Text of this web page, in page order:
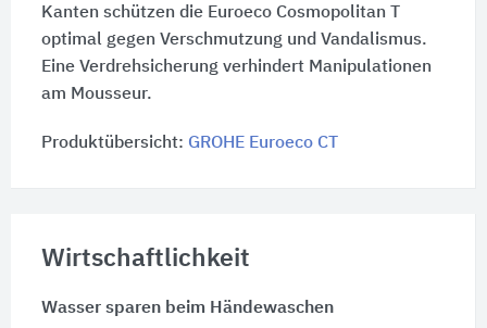
Kanten schützen die Euroeco Cosmopolitan T
optimal gegen Verschmutzung und Vandalismus.
Eine Verdrehsicherung verhindert Manipulationen
am Mousseur.
Produktübersicht: GROHE Euroeco CT
Wirtschaftlichkeit
Wasser sparen beim Händewaschen